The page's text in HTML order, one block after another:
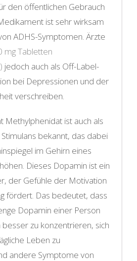
den öffentlichen Gebrauch
ist sehr wirksam
ADHS-Symptomen. Ärzte
mg Tabletten
jedoch auch als Off-Label-
bei Depressionen und der
verschreiben.
Methylphenidat ist auch als
bekannt, das dabei
im Gehirn eines
Dieses Dopamin ist ein
der Gefühle der Motivation
fördert. Das bedeutet, dass
Dopamin einer Person
besser zu konzentrieren, sich
Leben zu
andere Symptome von